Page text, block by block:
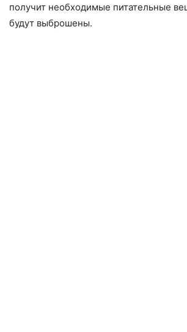
получит необходимые питательные
будут выброшены.